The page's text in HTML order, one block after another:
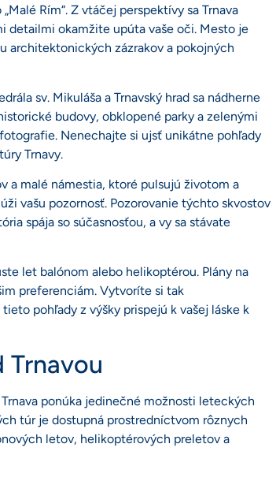
Rím“. Z vtáčej perspektívy sa Trnava
detailmi okamžite upúta vaše oči. Mesto je
architektonických zázrakov a pokojných
sv. Mikuláša a Trnavský hrad sa nádherne
budovy, obklopené parky a zelenými
Nenechajte si ujsť unikátne pohľady
Trnavy.
a malé námestia, ktoré pulsujú životom a
vašu pozornosť. Pozorovanie týchto skvostov
spája so súčasnosťou, a vy sa stávate
let balónom alebo helikoptérou. Plány na
preferenciám. Vytvoríte si tak
pohľady z výšky prispejú k vašej láske k
Trnavou
ponúka jedinečné možnosti leteckých
túr je dostupná prostredníctvom rôznych
letov, helikoptérových preletov a